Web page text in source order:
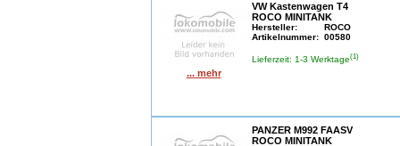
... mehr
VW Kastenwagen T4
ROCO MINITANK
Hersteller:
ROCO
Artikelnummer: 00580
Lieferzeit: 1-3 Werktage(1)
PANZER M992 FAASV
ROCO MINITANK